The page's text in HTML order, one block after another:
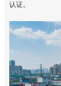
认证。